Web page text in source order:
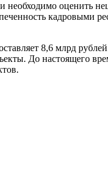
необходимо оценить
кадровыми
8,6 млрд
До настоящего